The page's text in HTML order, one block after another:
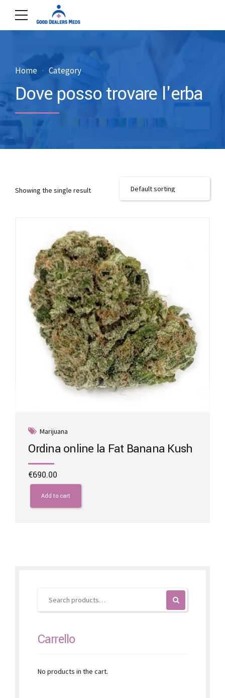
Home Category
Dove posso trovare l'erba
Showing the single result
Marijuana
Ordina online la Fat Banana Kush
€690.00
Add to cart
Carrello
No products in the cart.